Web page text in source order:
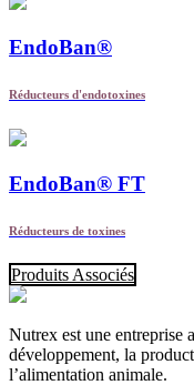
EndoBan®
Réducteurs d'endotoxines
EndoBan® FT
Réducteurs de toxines
Produits Associés
Nutrex est une entreprise
développement, la
l’alimentation animale.